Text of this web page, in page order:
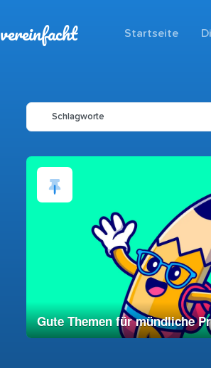
vereinfacht Startseite
Schlagworte
Gute Themen für mündliche